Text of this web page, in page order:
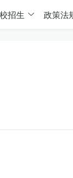
招生 政策法